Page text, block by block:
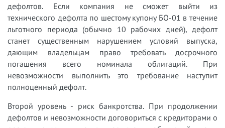
дефолтов. Если компания не сможет выйти из
технического дефолта по шестому купону БО-01 в течение
льготного периода (обычно 10 рабочих дней), дефолт
станет существенным нарушением условий выпуска,
дающим владельцам право требовать досрочного
погашения всего номинала облигаций. При
невозможности выполнить это требование наступит
полноценный дефолт.
Второй уровень - риск банкротства. При продолжении
дефолтов и невозможности договориться с кредиторами о